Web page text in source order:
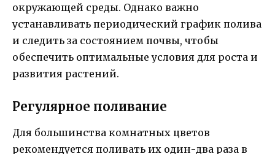
окружающей среды. Однако важно
устанавливать периодический график полива
и следить за состоянием почвы, чтобы
обеспечить оптимальные условия для роста и
развития растений.
Регулярное поливание
Для большинства комнатных цветов
рекомендуется поливать их один-два раза в